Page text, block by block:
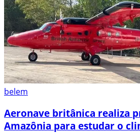
belem
Aeronave britânica realiza
Amazônia para estudar o